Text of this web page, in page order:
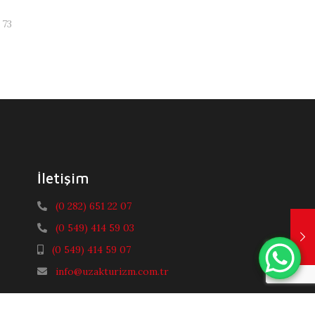
73
İletişim
(0 282) 651 22 07
(0 549) 414 59 03
(0 549) 414 59 07
info@uzakturizm.com.tr